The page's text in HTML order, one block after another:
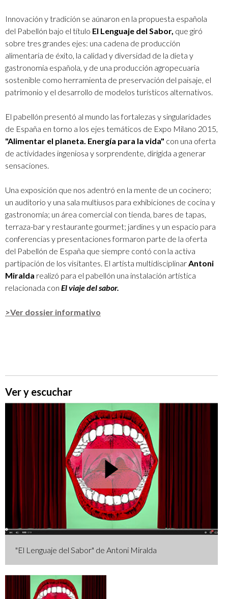
Innovación y tradición se aúnaron en la propuesta española
del Pabellón bajo el título El Lenguaje del Sabor, que giró
sobre tres grandes ejes: una cadena de producción
alimentaria de éxito, la calidad y diversidad de la dieta y
gastronomía española, y de una producción agropecuaria
sostenible como herramienta de preservación del paisaje, el
patrimonio y el desarrollo de modelos turísticos alternativos.
El pabellón presentó al mundo las fortalezas y singularidades
de España en torno a los ejes temáticos de Expo Milano 2015,
"Alimentar el planeta. Energía para la vida" con una oferta
de actividades ingeniosa y sorprendente, dirigida a generar
sensaciones.
Una exposición que nos adentró en la mente de un cocinero;
un auditorio y una sala multiusos para exhibiciones de cocina y
gastronomía; un área comercial con tienda, bares de tapas,
terraza-bar y restaurante gourmet; jardines y un espacio para
conferencias y presentaciones formaron parte de la oferta
del Pabellón de España que siempre contó con la activa
partipación de los visitantes. El artista multidisciplinarAntoni
Miralda realizó para el pabellón una instalación artística
relacionada con El viaje del sabor.
>Ver dossier informativo
Ver y escuchar
"El Lenguaje del Sabor" de Antoni Miralda